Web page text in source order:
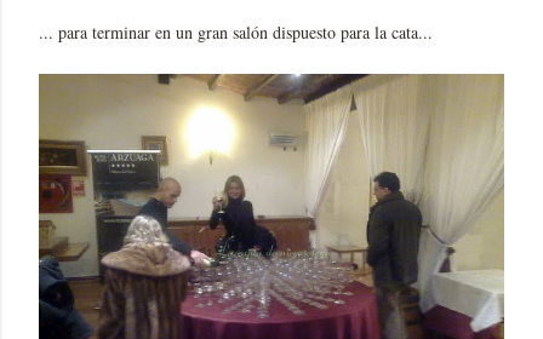
... para terminar en un gran salón dispuesto para la cata...